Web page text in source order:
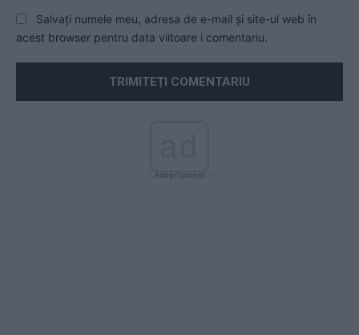
Salvați numele meu, adresa de e-mail și site-ul web în
acest browser pentru data viitoare i comentariu.
- Advertisment -